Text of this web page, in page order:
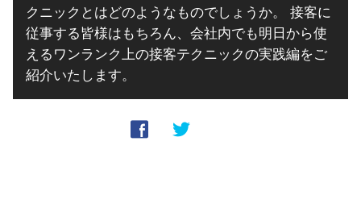
クニックとはどのようなものでしょうか。 接客に
従事する皆様はもちろん、会社内でも明日から使
えるワンランク上の接客テクニックの実践編をご
紹介いたします。